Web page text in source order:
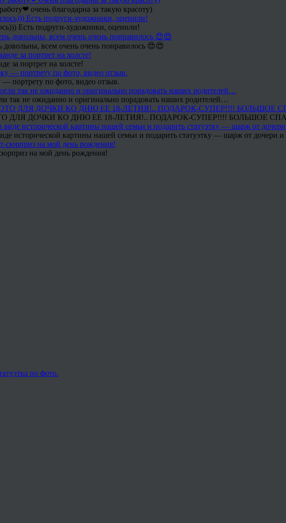
очень благодарна за такую красоту)
Есть подруги-художники, оценили!
всем очень очень понравилось 😍😍
за портрет на холсте!
портрету по фото, видео отзыв.
так не ожиданно и оригинально порадовать наших родителей…
ДЛЯ ДОЧКИ КО ДНЮ ЕЕ 18-ЛЕТИЯ!.. ПОДАРОК-СУПЕР!!!! БОЛЬШОЕ
исторической картины нашей семьи и подарить статуэтку — шарж от дочери
на мой день рождения!
по фото.